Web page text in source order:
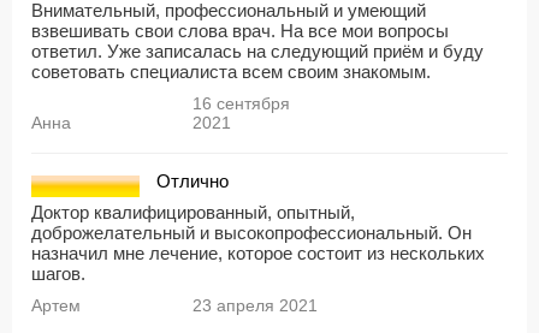
Внимательный, профессиональный и умеющий
взвешивать свои слова врач. На все мои вопросы
ответил. Уже записалась на следующий приём и буду
советовать специалиста всем своим знакомым.
Анна
16 сентября
2021
Отлично
Доктор квалифицированный, опытный,
доброжелательный и высокопрофессиональный. Он
назначил мне лечение, которое состоит из нескольких
шагов.
Артем 23 апреля 2021